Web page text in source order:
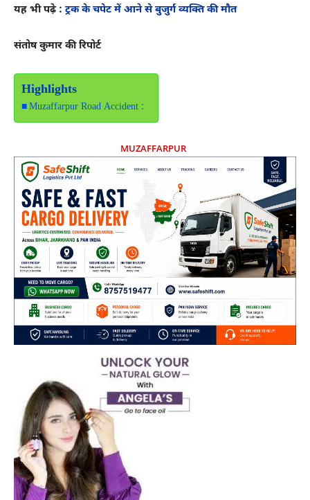
यह भी पढ़े : ट्रक के चपेट में आने से बुजुर्ग व्यक्ति की मौत
संतोष कुमार की रिपोर्ट
Highlights
Muzaffarpur Road Accident :
MUZAFFARPUR